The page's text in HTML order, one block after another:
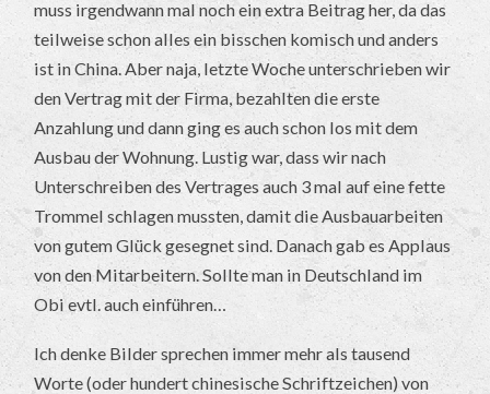
muss irgendwann mal noch ein extra Beitrag her, da das
teilweise schon alles ein bisschen komisch und anders
ist in China. Aber naja, letzte Woche unterschrieben wir
den Vertrag mit der Firma, bezahlten die erste
Anzahlung und dann ging es auch schon los mit dem
Ausbau der Wohnung. Lustig war, dass wir nach
Unterschreiben des Vertrages auch 3 mal auf eine fette
Trommel schlagen mussten, damit die Ausbauarbeiten
von gutem Glück gesegnet sind. Danach gab es Applaus
von den Mitarbeitern. Sollte man in Deutschland im
Obi evtl. auch einführen…
Ich denke Bilder sprechen immer mehr als tausend
Worte (oder hundert chinesische Schriftzeichen) von